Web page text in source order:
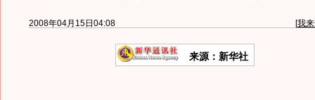
2008年04月15日04:08 [我
来源：新华社